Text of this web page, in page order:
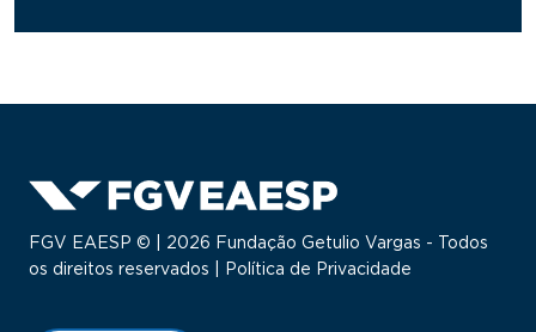
FGV EAESP © | 2026 Fundação Getulio Vargas - Todos
os direitos reservados |
Política de Privacidade